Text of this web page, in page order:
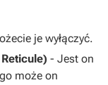
je wyłączyć.
- Jest on
może on